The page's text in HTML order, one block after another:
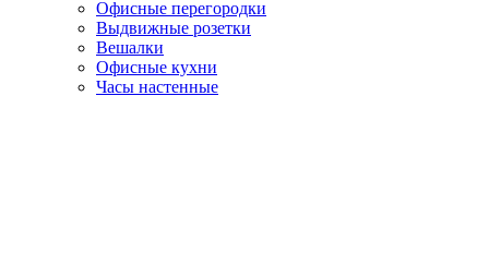
Офисные перегородки
Выдвижные розетки
Вешалки
Офисные кухни
Часы настенные